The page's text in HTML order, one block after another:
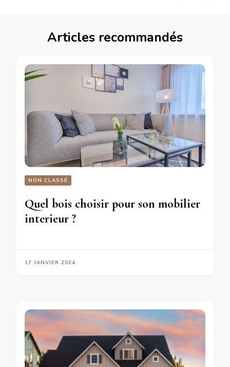
Articles recommandés
NON CLASSÉ
Quel bois choisir pour son mobilier
interieur ?
17 JANVIER 2024